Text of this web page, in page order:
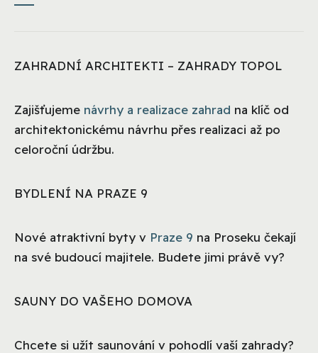
ZAHRADNÍ ARCHITEKTI – ZAHRADY TOPOL
Zajišťujeme návrhy a realizace zahrad na klíč od
architektonickému návrhu přes realizaci až po
celoroční údržbu.
BYDLENÍ NA PRAZE 9
Nové atraktivní byty v Praze 9 na Proseku čekají
na své budoucí majitele. Budete jimi právě vy?
SAUNY DO VAŠEHO DOMOVA
Chcete si užít saunování v pohodlí vaší zahrady?